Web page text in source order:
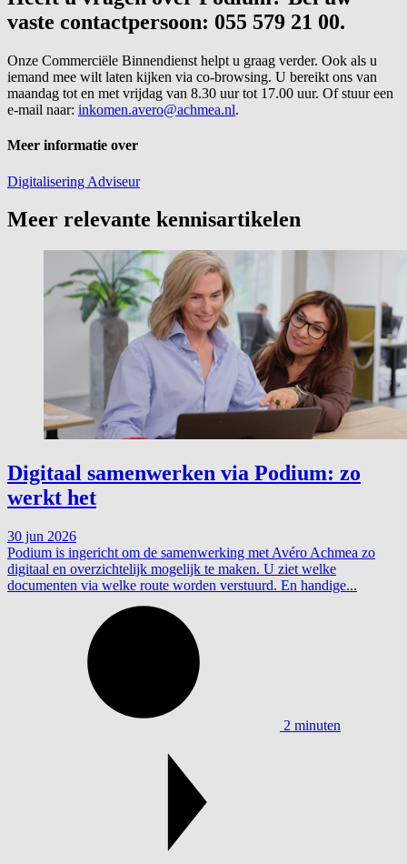
vaste contactpersoon: 055 579 21 00.
Onze Commerciële Binnendienst helpt u graag verder. Ook als u
iemand mee wilt laten kijken via co-browsing. U bereikt ons van
maandag tot en met vrijdag van 8.30 uur tot 17.00 uur. Of stuur een
e-mail naar: inkomen.avero@achmea.nl.
Meer informatie over
Digitalisering Adviseur
Meer relevante kennisartikelen
Digitaal samenwerken via Podium: zo
werkt het
30 jun 2026
Podium is ingericht om de samenwerking met Avéro Achmea zo
digitaal en overzichtelijk mogelijk te maken. U ziet welke
documenten via welke route worden verstuurd. En handige...
2 minuten